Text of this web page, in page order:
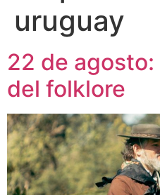
uruguay
22 de agosto:
del folklore